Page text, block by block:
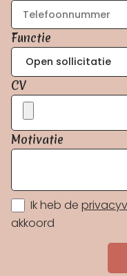
Functie
CV
Motivatie
Ik heb de
akkoord